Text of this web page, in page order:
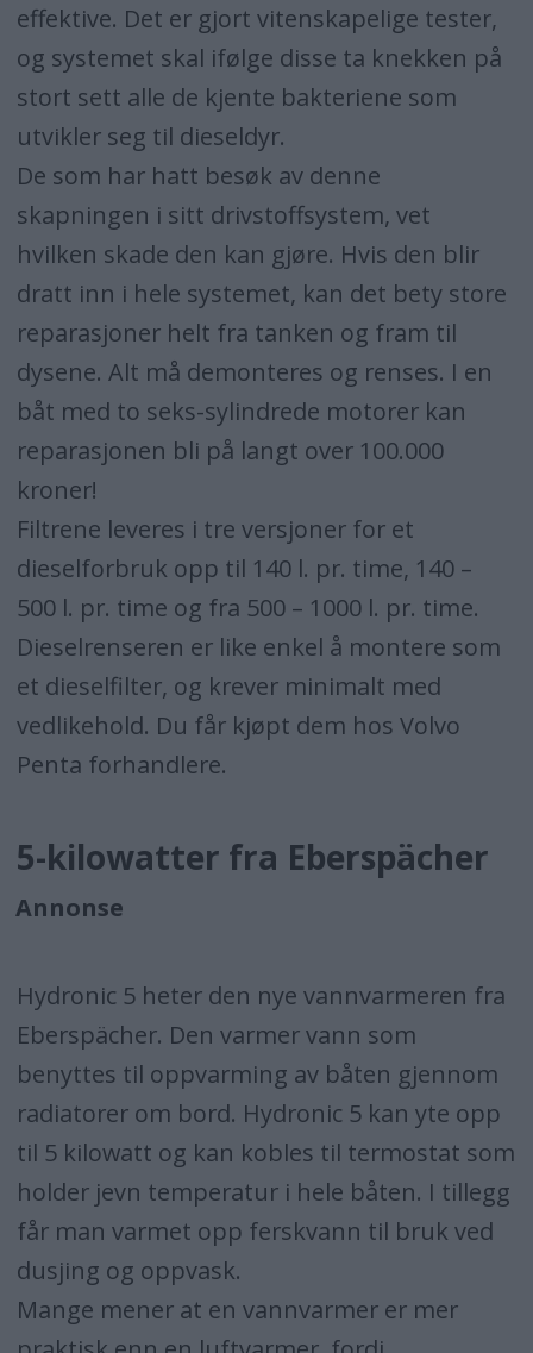
effektive. Det er gjort vitenskapelige tester,
og systemet skal ifølge disse ta knekken på
stort sett alle de kjente bakteriene som
utvikler seg til dieseldyr.
De som har hatt besøk av denne
skapningen i sitt drivstoffsystem, vet
hvilken skade den kan gjøre. Hvis den blir
dratt inn i hele systemet, kan det bety store
reparasjoner helt fra tanken og fram til
dysene. Alt må demonteres og renses. I en
båt med to seks-sylindrede motorer kan
reparasjonen bli på langt over 100.000
kroner!
Filtrene leveres i tre versjoner for et
dieselforbruk opp til 140 l. pr. time, 140 –
500 l. pr. time og fra 500 – 1000 l. pr. time.
Dieselrenseren er like enkel å montere som
et dieselfilter, og krever minimalt med
vedlikehold. Du får kjøpt dem hos Volvo
Penta forhandlere.
5-kilowatter fra Eberspächer
Annonse
Hydronic 5 heter den nye vannvarmeren fra
Eberspächer. Den varmer vann som
benyttes til oppvarming av båten gjennom
radiatorer om bord. Hydronic 5 kan yte opp
til 5 kilowatt og kan kobles til termostat som
holder jevn temperatur i hele båten. I tillegg
får man varmet opp ferskvann til bruk ved
dusjing og oppvask.
Mange mener at en vannvarmer er mer